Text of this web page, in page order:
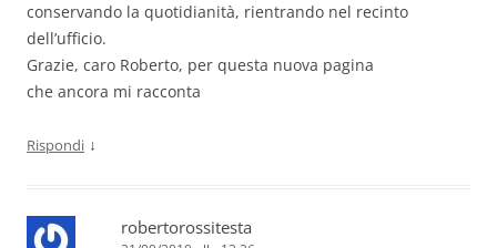
conservando la quotidianità, rientrando nel recinto
dell’ufficio.
Grazie, caro Roberto, per questa nuova pagina
che ancora mi racconta
Rispondi ↓
robertorossitesta